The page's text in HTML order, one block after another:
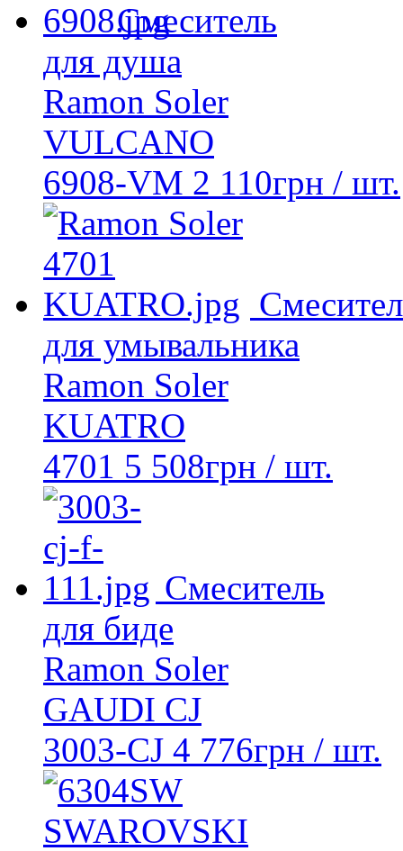
Смеситель
для душа
Ramon Soler
VULCANO
6908-VM 2 110грн / шт.
для умывальника
Ramon Soler
KUATRO
4701 5 508грн / шт.
Смеситель
для биде
Ramon Soler
GAUDI CJ
3003-CJ 4 776грн / шт.